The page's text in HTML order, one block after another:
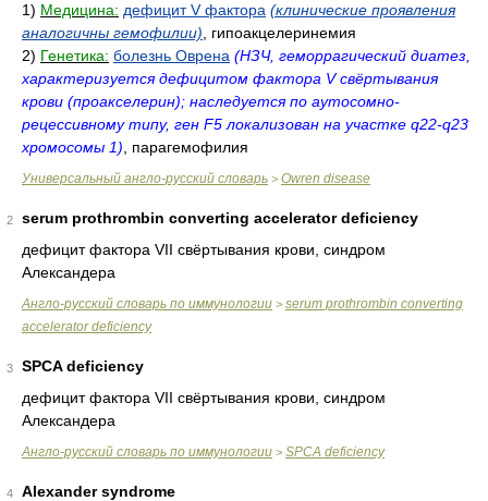
1) Медицина: дефицит V фактора (клинические проявления
аналогичны гемофилии) , гипоакцелеринемия
2) Генетика: болезнь Оврена (НЗЧ, геморрагический диатез,
характеризуется дефицитом фактора V свёртывания
крови (проакселерин); наследуется по аутосомно-
рецессивному типу, ген F5 локализован на участке q22-q23
хромосомы 1) , парагемофилия
Универсальный англо-русский словарь > Owren disease
2
serum prothrombin converting accelerator deficiency
дефицит фактора VII свёртывания крови, синдром
Александера
Англо-русский словарь по иммунологии > serum prothrombin converting
accelerator deficiency
3
SPCA deficiency
дефицит фактора VII свёртывания крови, синдром
Александера
Англо-русский словарь по иммунологии > SPCA deficiency
4
Alexander syndrome